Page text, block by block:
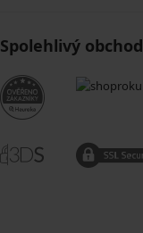
Spolehlivý obchod